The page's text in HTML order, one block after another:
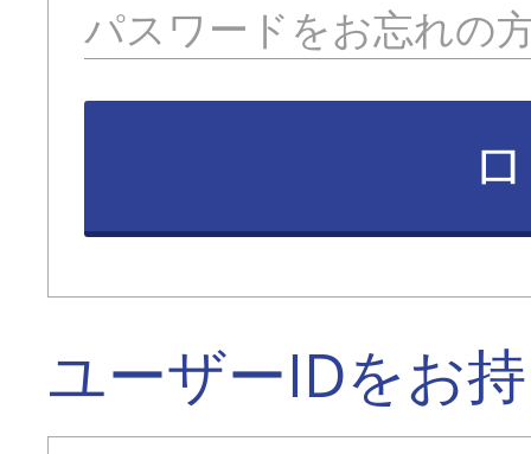
パスワードをお忘れの
ユーザーIDをお